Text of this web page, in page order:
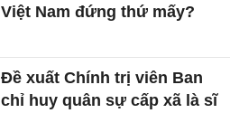
Việt Nam đứng thứ mấy?
Đề xuất Chính trị viên Ban
chỉ huy quân sự cấp xã là sĩ